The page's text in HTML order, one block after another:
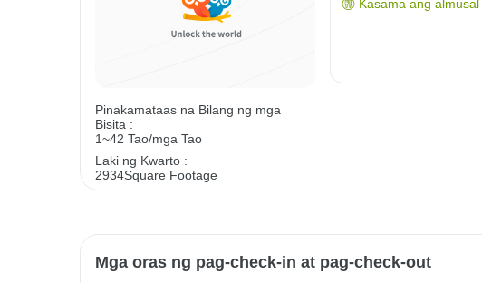
Pinakamataas na Bilang ng mga
Bisita :
1~42 Tao/mga Tao
Laki ng Kwarto :
2934Square Footage
Kasama ang almusal
Mga oras ng pag-check-in at pag-check-out